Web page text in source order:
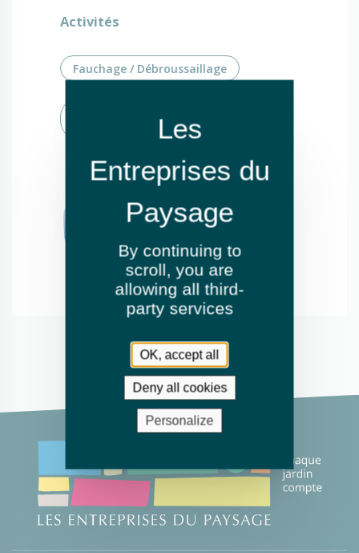
Activités
Fauchage / Débroussaillage
By continuing to
scroll, you are
allowing all third-
party services
OK, accept all
Deny all cookies
Personalize